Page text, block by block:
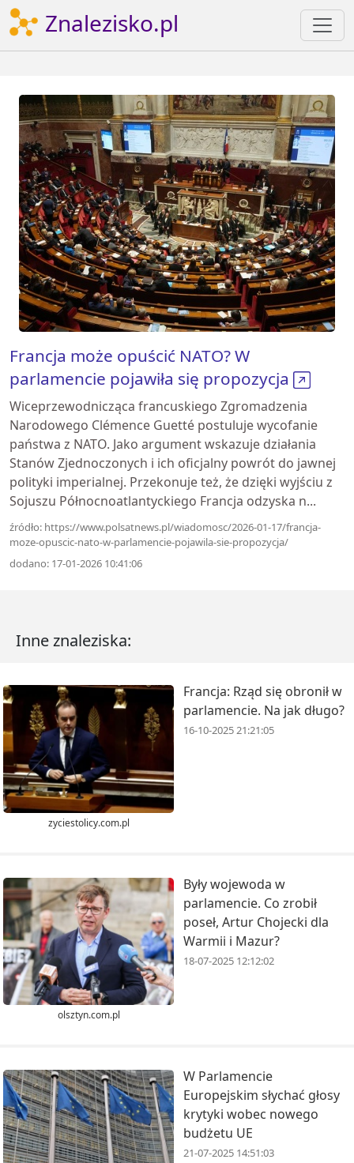
Znalezisko.pl
Francja może opuścić NATO? W
parlamencie pojawiła się propozycja
Wiceprzewodnicząca francuskiego Zgromadzenia
Narodowego Clémence Guetté postuluje wycofanie
państwa z NATO. Jako argument wskazuje działania
Stanów Zjednoczonych i ich oficjalny powrót do jawnej
polityki imperialnej. Przekonuje też, że dzięki wyjściu z
Sojuszu Północnoatlantyckiego Francja odzyska n...
źródło: https://www.polsatnews.pl/wiadomosc/2026-01-17/francja-
moze-opuscic-nato-w-parlamencie-pojawila-sie-propozycja/
dodano: 17-01-2026 10:41:06
Inne znaleziska:
zyciestolicy.com.pl
Francja: Rząd się obronił w
parlamencie. Na jak długo?
16-10-2025 21:21:05
olsztyn.com.pl
Były wojewoda w
parlamencie. Co zrobił
poseł, Artur Chojecki dla
Warmii i Mazur?
18-07-2025 12:12:02
W Parlamencie
Europejskim słychać głosy
krytyki wobec nowego
budżetu UE
21-07-2025 14:51:03